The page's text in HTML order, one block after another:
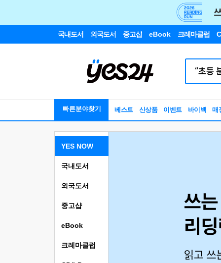
국내도서 외국도서 중고샵 eBook 크레마클럽
빠른분야찾기 베스트 신상품 이벤트 바이백 매
YES NOW
국내도서
외국도서
중고샵
eBook
크레마클럽